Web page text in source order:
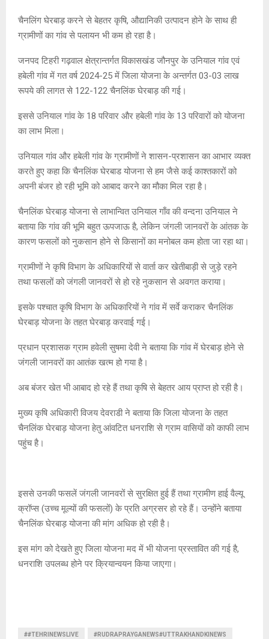
चैनलिंग घेरबाड़ करने से बेहतर कृषि, औद्यानिकी उत्पादन होने के साथ ही
ग्रामीणों का गांव से पलायन भी कम हो रहा है।
जनपद टिहरी गढ़वाल क्षेत्रान्तर्गत विकासखंड जौनपुर के उनियाल गांव एवं
हबेली गांव में गत वर्ष 2024-25 में जिला योजना के अन्तर्गत 03-03 लाख
रूपये की लागत से 122-122 चैनलिंक घेरबाड़ की गई।
इससे उनियाल गांव के 18 परिवार और हबेली गांव के 13 परिवारों को योजना
का लाभ मिला।
उनियाल गांव और हबेली गांव के ग्रामीणों ने शासन-प्रशासन का आभार व्यक्त
करते हुए कहा कि चैनलिंक घेरबाड योजना से हम जैसे कई काश्तकारों को
अपनी बंजर हो रही भूमि को आबाद करने का मौका मिल रहा है।
चैनलिंक घेरबाड़ योजना से लाभान्वित उनियाल गाँव की वन्दना उनियाल ने
बताया कि गांव की भूमि बहुत ऊपजाऊ है, लेकिन जंगली जानवरों के आंतक के
कारण फसलों को नुकसान होने से किसानों का मनोबल कम होता जा रहा था।
ग्रामीणों ने कृषि विभाग के अधिकारियों से वार्ता कर खेतीबाड़ी से जुड़े रहने
तथा फसलों को जंगली जानवरों से हो रहे नुकसान से अवगत कराया।
इसके पश्चात कृषि विभाग के अधिकारियों ने गांव में सर्वे कराकर चैनलिंक
घेरबाड़ योजना के तहत घेरबाड़ करवाई गई।
प्रधान प्रशासक ग्राम हवेली सुषमा देवी ने बताया कि गांव में घेरबाड़ होने से
जंगली जानवरों का आतंक खत्म हो गया है।
अब बंजर खेत भी आबाद हो रहे हैं तथा कृषि से बेहतर आय प्राप्त हो रही है।
मुख्य कृषि अधिकारी विजय देवराडी ने बताया कि जिला योजना के तहत
चैनलिंक घेरबाड़ योजना हेतु आंवटित धनराशि से ग्राम वासियों को काफी लाभ
पहुंच है।
इससे उनकी फसलें जंगली जानवरों से सुरक्षित हुई हैं तथा ग्रामीण हाई वैल्यू
क्रॉप्स (उच्च मूल्यों की फसलों) के प्रति अग्रसर हो रहे हैं। उन्होंने बताया
चैनलिंक घेरबाड़ योजना की मांग अधिक हो रही है।
इस मांग को देखते हुए जिला योजना मद में भी योजना प्रस्तावित की गई है,
धनराशि उपलब्ध होने पर क्रियान्वयन किया जाएगा।
##TEHRINEWSLIVE #RUDRAPRAYGANEWS#UTTRAKHANDKINEWS